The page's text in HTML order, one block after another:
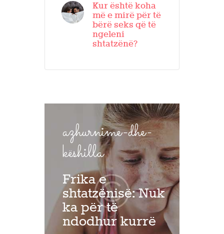
Kur është koha
më e mirë për të
bërë seks që të
ngeleni
shtatzënë?
azhurnime-dhe-
këshilla
Frika e
shtatzënisë: Nuk
ka për të
ndodhur kurrë